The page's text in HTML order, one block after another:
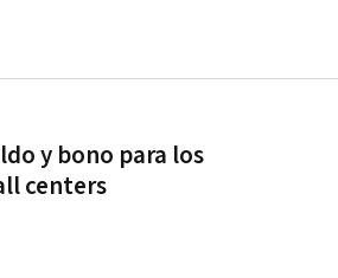
y bono para los
centers